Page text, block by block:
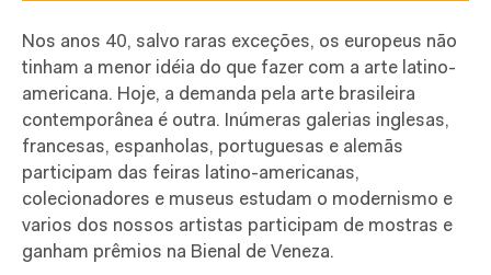
Nos anos 40, salvo raras exceções, os europeus não
tinham a menor idéia do que fazer com a arte latino-
americana. Hoje, a demanda pela arte brasileira
contemporânea é outra. Inúmeras galerias inglesas,
francesas, espanholas, portuguesas e alemãs
participam das feiras latino-americanas,
colecionadores e museus estudam o modernismo e
varios dos nossos artistas participam de mostras e
ganham prêmios na Bienal de Veneza.